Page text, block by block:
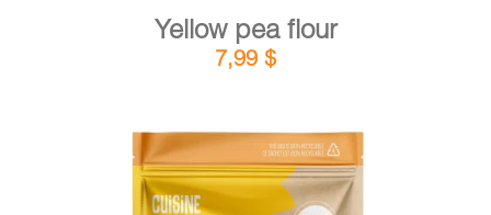
Yellow pea flour
7,99 $